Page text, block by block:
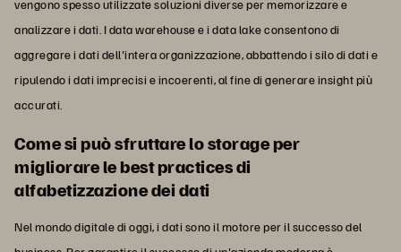
vengono spesso utilizzate soluzioni diverse per memorizzare e
analizzare i dati. I data warehouse e i data lake consentono di
aggregare i dati dell'intera organizzazione, abbattendo i silo di dati e
ripulendo i dati imprecisi e incoerenti, al fine di generare insight più
accurati.
Come si può sfruttare lo storage per
migliorare le best practices di
alfabetizzazione dei dati
Nel mondo digitale di oggi, i dati sono il motore per il successo del